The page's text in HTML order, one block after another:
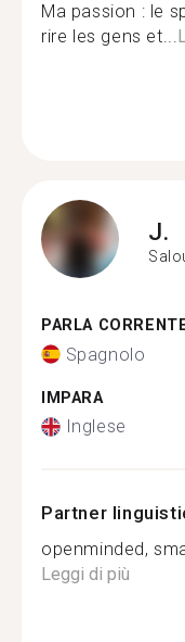
Ma passion : le
rire les gens et...
J.
PARLA
Spagnolo
IMPARA
Inglese
Partner
openminded,
Leggi di più